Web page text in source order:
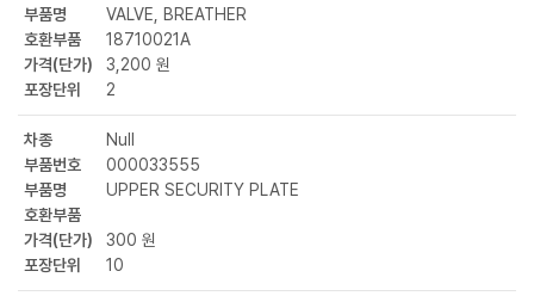
부품명
VALVE, BREATHER
호환부품
18710021A
가격(단가)
3,200 원
포장단위
2
차종
Null
부품번호
000033555
부품명
UPPER SECURITY PLATE
호환부품
가격(단가)
300 원
포장단위
10